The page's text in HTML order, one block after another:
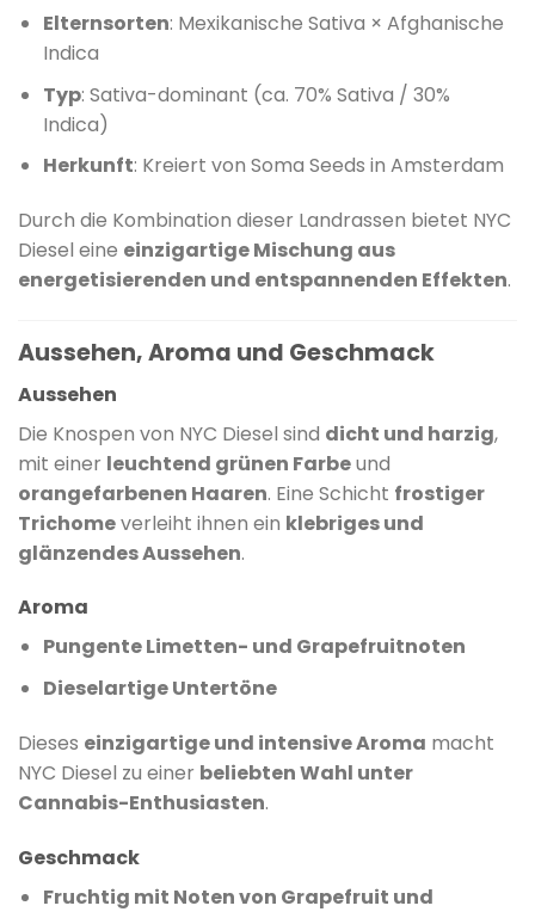
Elternsorten: Mexikanische Sativa × Afghanische
Indica
Typ: Sativa-dominant (ca. 70% Sativa / 30%
Indica)
Herkunft: Kreiert von Soma Seeds in Amsterdam
Durch die Kombination dieser Landrassen bietet NYC
Diesel eine einzigartige Mischung aus
energetisierenden und entspannenden Effekten.
Aussehen, Aroma und Geschmack
Aussehen
Die Knospen von NYC Diesel sind dicht und harzig,
mit einer leuchtend grünen Farbeund
orangefarbenen Haaren. Eine Schicht frostiger
Trichomeverleiht ihnen ein klebriges und
glänzendes Aussehen.
Aroma
Pungente Limetten- und Grapefruitnoten
Dieselartige Untertöne
Dieses einzigartige und intensive Aroma macht
NYC Diesel zu einer beliebten Wahl unter
Cannabis-Enthusiasten.
Geschmack
Fruchtig mit Noten von Grapefruit und